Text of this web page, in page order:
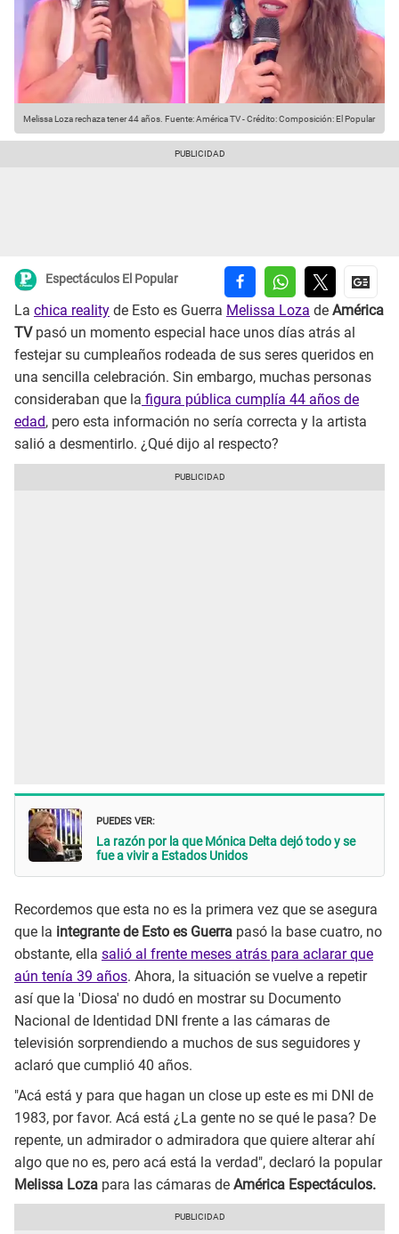
Melissa Loza rechaza tener 44 años. Fuente: América TV-Crédito: Composición: El Popular
Espectáculos El Popular
La chica reality de Esto es Guerra Melissa Loza de América
TVpasó un momento especial hace unos días atrás al
festejar su cumpleaños rodeada de sus seres queridos en
una sencilla celebración. Sin embargo, muchas personas
consideraban que la figura pública cumplía 44 años de
edad, pero esta información no sería correcta y la artista
salió a desmentirlo. ¿Qué dijo al respecto?
PUEDES VER:
La razón por la que Mónica Delta dejó todo y se
fue a vivir a Estados Unidos
Recordemos que esta no es la primera vez que se asegura
que la integrante de Esto es Guerra pasó la base cuatro, no
obstante, ella salió al frente meses atrás para aclarar que
aún tenía 39 años. Ahora, la situación se vuelve a repetir
así que la 'Diosa' no dudó en mostrar su Documento
Nacional de Identidad DNI frente a las cámaras de
televisión sorprendiendo a muchos de sus seguidores y
aclaró que cumplió 40 años.
"Acá está y para que hagan un close up este es mi DNI de
1983, por favor. Acá está ¿La gente no se qué le pasa? De
repente, un admirador o admiradora que quiere alterar ahí
algo que no es, pero acá está la verdad", declaró la popular
Melissa Loza para las cámaras de América Espectáculos.